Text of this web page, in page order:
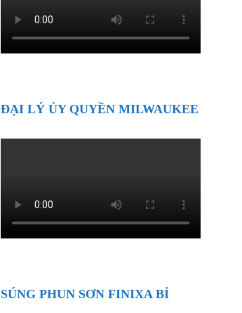
ĐẠI LÝ ỦY QUYỀN MILWAUKEE
SÚNG PHUN SƠN FINIXA BỈ